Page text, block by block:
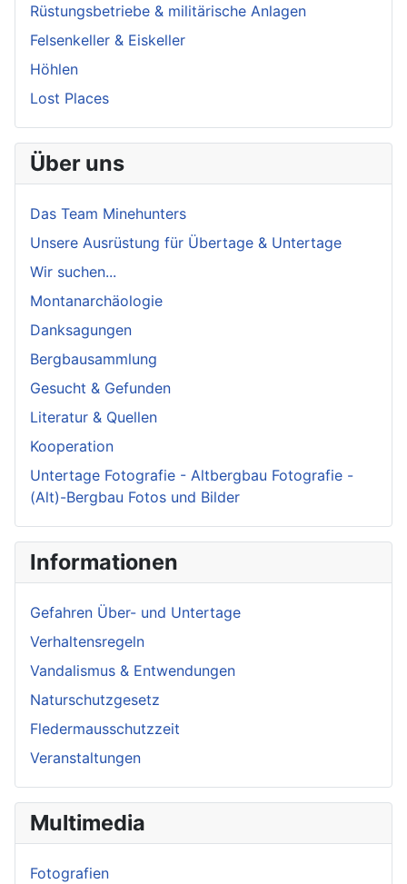
Rüstungsbetriebe & militärische Anlagen
Felsenkeller & Eiskeller
Höhlen
Lost Places
Über uns
Das Team Minehunters
Unsere Ausrüstung für Übertage & Untertage
Wir suchen...
Montanarchäologie
Danksagungen
Bergbausammlung
Gesucht & Gefunden
Literatur & Quellen
Kooperation
Untertage Fotografie - Altbergbau Fotografie -
(Alt)-Bergbau Fotos und Bilder
Informationen
Gefahren Über- und Untertage
Verhaltensregeln
Vandalismus & Entwendungen
Naturschutzgesetz
Fledermausschutzzeit
Veranstaltungen
Multimedia
Fotografien